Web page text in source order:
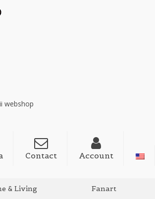
webshop
Contact Account
& Living Fanart